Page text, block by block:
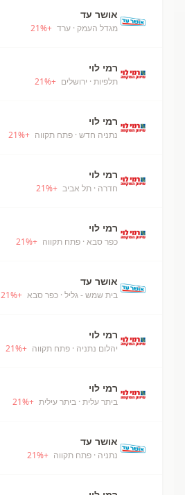
אושר עד
מגדל העמק · ערד +
21%
רמי לוי
תלפיות · ירושלים +
21%
רמי לוי
נתניה חדש · פתח תקווה +
21%
רמי לוי
חדרה · תל אביב +
21%
רמי לוי
כפר סבא · פתח תקווה +
21%
אושר עד
בית שמש - גליל · כפר סבא +
21%
רמי לוי
יהלום נתניה · פתח תקווה +
21%
רמי לוי
ביתר עלית · ביתר עילית +
21%
אושר עד
נתניה · פתח תקווה +
21%